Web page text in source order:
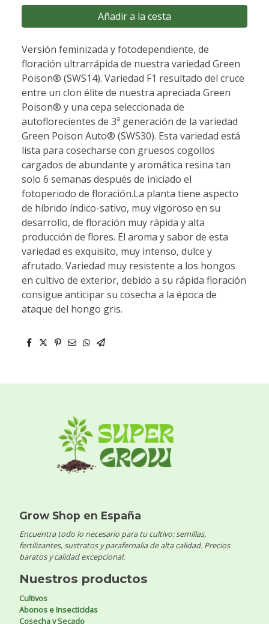
Añadir a la cesta
Versión feminizada y fotodependiente, de
floración ultrarrápida de nuestra variedad Green
Poison® (SWS14). Variedad F1 resultado del cruce
entre un clon élite de nuestra apreciada Green
Poison® y una cepa seleccionada de
autoflorecientes de 3ª generación de la variedad
Green Poison Auto® (SWS30). Esta variedad está
lista para cosecharse con gruesos cogollos
cargados de abundante y aromática resina tan
solo 6 semanas después de iniciado el
fotoperiodo de floración.La planta tiene aspecto
de híbrido índico-sativo, muy vigoroso en su
desarrollo, de floración muy rápida y alta
producción de flores. El aroma y sabor de esta
variedad es exquisito, muy intenso, dulce y
afrutado. Variedad muy resistente a los hongos
en cultivo de exterior, debido a su rápida floración
consigue anticipar su cosecha a la época de
ataque del hongo gris.
Grow Shop en España
Encuentra todo lo necesario para tu cultivo: semillas,
fertilizantes, sustratos y parafernalia de alta calidad. Precios
baratos y calidad excepcional.
Nuestros productos
Cultivos
Abonos e Insecticidas
Cosecha y Secado